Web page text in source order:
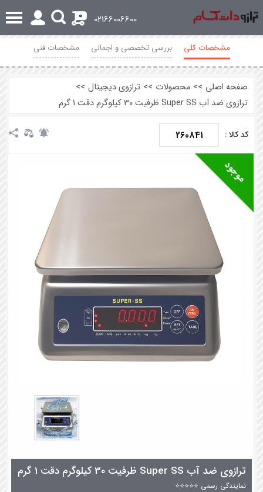
02166006600
0
مشخصات کلی بررسی تخصصی و اجمالی مشخصات فنی
صفحه اصلی >> محصولات >> ترازوی دیجیتال >>
ترازوی ضد آب Super SS ظرفیت 30 کیلوگرم دقت 1 گرم
کد کالا : 260841
ترازوی ضد آب Super SS ظرفیت 30 کیلوگرم دقت 1 گرم
نمایندگی رسمی ⭐⭐⭐⭐⭐